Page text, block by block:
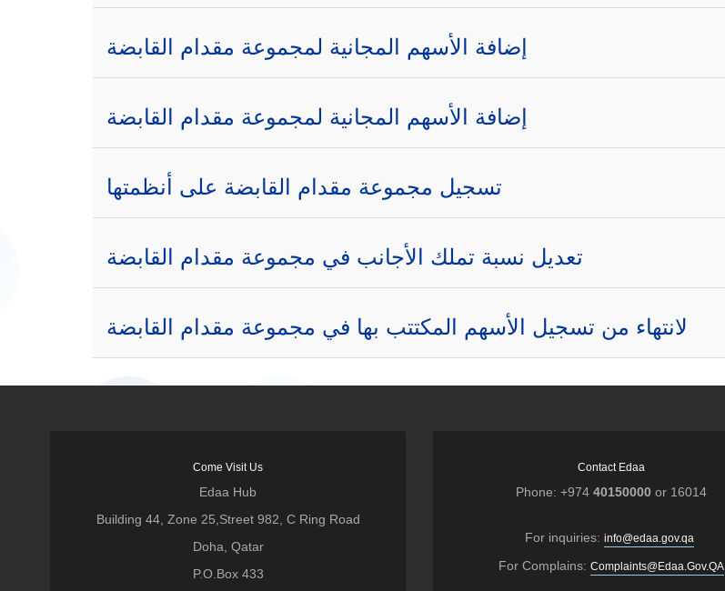
إضافة الأسهم المجانية لمجموعة مقدام القابضة
إضافة الأسهم المجانية لمجموعة مقدام القابضة
تسجيل مجموعة مقدام القابضة على أنظمتها
تعديل نسبة تملك الأجانب في مجموعة مقدام القابضة
لانتهاء من تسجيل الأسهم المكتتب بها في مجموعة مقدام القابضة
Come Visit Us
Edaa Hub
Building 44, Zone 25,Street 982, C Ring Road
Doha, Qatar
P.O.Box 433
Contact Edaa
Phone: +974 40150000or 16014
For inquiries: info@edaa.gov.qa
For Complains: Complaints@Edaa.Gov.QA